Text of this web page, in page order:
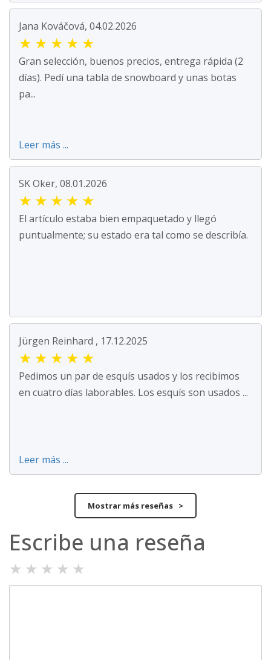
Jana Kováčová, 04.02.2026
★ ★ ★ ★ ★
Gran selección, buenos precios, entrega rápida (2
días). Pedí una tabla de snowboard y unas botas
pa...
Leer más ...
SK Oker, 08.01.2026
★ ★ ★ ★ ★
El artículo estaba bien empaquetado y llegó
puntualmente; su estado era tal como se describía.
Jürgen Reinhard , 17.12.2025
★ ★ ★ ★ ★
Pedimos un par de esquís usados y los recibimos
en cuatro días laborables. Los esquís son usados ...
Leer más ...
Mostrar más reseñas >
Escribe una reseña
★ ★ ★ ★ ★